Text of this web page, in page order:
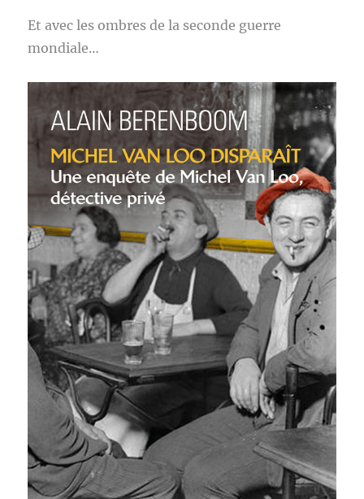
Et avec les ombres de la seconde guerre
mondiale…